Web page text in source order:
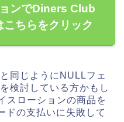
ンでDiners Club
ちらをクリック
同じようにNULLフェ
検討している方かもし
スローションの商品を
の支払いに失敗して